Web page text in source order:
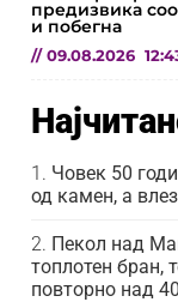
предизвика
и побегна
// 09.08.2026
Човек 50
од камен, а
Пекол над
топлотен бран,
повторно над